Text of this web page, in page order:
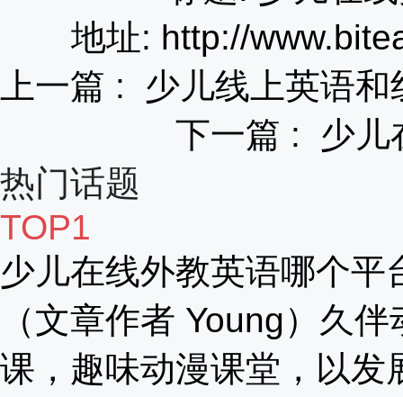
地址: http://
上一篇 : 少儿线上英语
下一篇 : 少儿
热门话题
TOP1
少儿在线外教英语哪个
（文章作者 Young）久
课，趣味动漫课堂，以发